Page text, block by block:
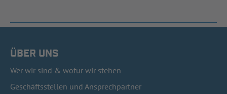
ÜBER UNS
Wer wir sind & wofür wir stehen
Geschäftsstellen und Ansprechpartner